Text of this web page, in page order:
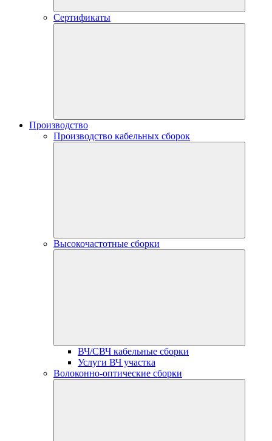
Сертификаты
Производство
Производство кабельных сборок
Высокочастотные сборки
ВЧ/СВЧ кабельные сборки
Услуги ВЧ участка
Волоконно-оптические сборки